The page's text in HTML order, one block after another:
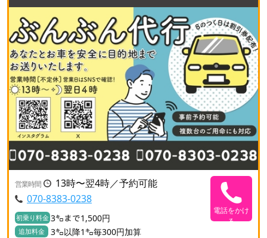
営業時間
13時〜翌4時／予約可能
070-8383-0238
初乗り料金 3㌔まで1,500円
追加料金 3㌔以降1㌔毎300円加算
電話をかけ
る